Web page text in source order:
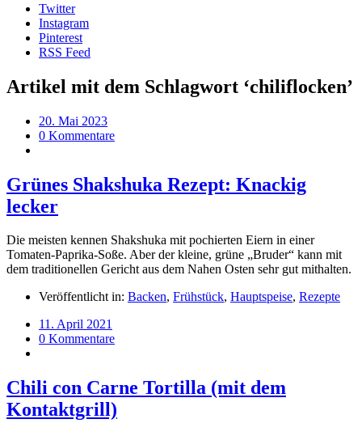
Twitter
Instagram
Pinterest
RSS Feed
Artikel mit dem Schlagwort ‘chiliflocken’
20. Mai 2023
0 Kommentare
Grünes Shakshuka Rezept: Knackig
lecker
Die meisten kennen Shakshuka mit pochierten Eiern in einer
Tomaten-Paprika-Soße. Aber der kleine, grüne „Bruder“ kann mit
dem traditionellen Gericht aus dem Nahen Osten sehr gut mithalten.
Veröffentlicht in: Backen, Frühstück, Hauptspeise, Rezepte
11. April 2021
0 Kommentare
Chili con Carne Tortilla (mit dem
Kontaktgrill)